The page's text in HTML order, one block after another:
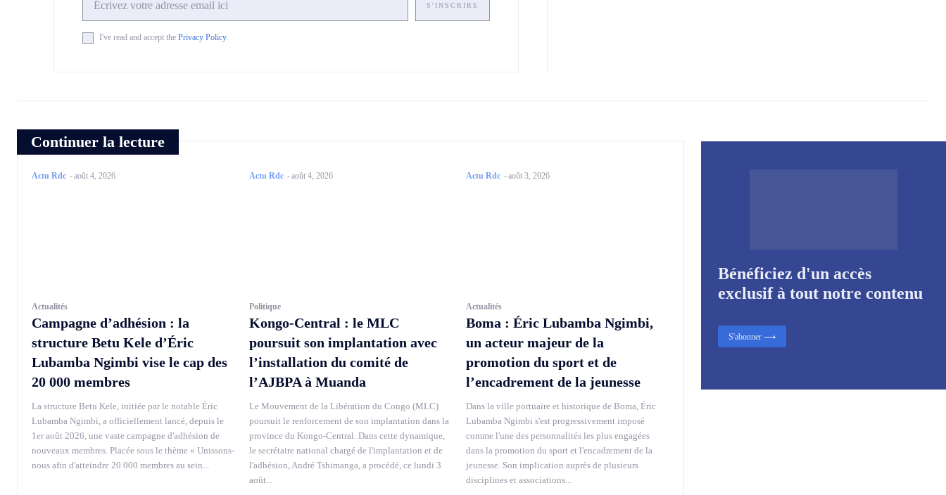
S'INSCRIRE
I've read and accept the Privacy Policy.
Continuer la lecture
Actu Rdc -août 4, 2026
Actualités
Campagne d’adhésion : la
structure Betu Kele d’Éric
Lubamba Ngimbi vise le cap des
20 000 membres
La structure Betu Kele, initiée par le notable Éric
Lubamba Ngimbi, a officiellement lancé, depuis le
1er août 2026, une vaste campagne d'adhésion de
nouveaux membres. Placée sous le thème « Unissons-
nous afin d'atteindre 20 000 membres au sein...
Actu Rdc -août 4, 2026
Politique
Kongo-Central : le MLC
poursuit son implantation avec
l’installation du comité de
l’AJBPA à Muanda
Le Mouvement de la Libération du Congo (MLC)
poursuit le renforcement de son implantation dans la
province du Kongo-Central. Dans cette dynamique,
le secrétaire national chargé de l'implantation et de
l'adhésion, André Tshimanga, a procédé, ce lundi 3
août...
Actu Rdc -août 3, 2026
Actualités
Boma : Éric Lubamba Ngimbi,
un acteur majeur de la
promotion du sport et de
l’encadrement de la jeunesse
Dans la ville portuaire et historique de Boma, Éric
Lubamba Ngimbi s'est progressivement imposé
comme l'une des personnalités les plus engagées
dans la promotion du sport et l'encadrement de la
jeunesse. Son implication auprès de plusieurs
disciplines et associations...
Bénéficiez d'un accès
exclusif à tout notre contenu
S'abonner ⟶